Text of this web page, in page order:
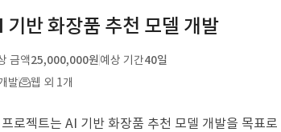
기반 화장품 추천 모델 개발
금액25,000,000원예상 기간40일
발
웹 외 1개
로젝트는 AI 기반 화장품 추천 모델 개발을 목표